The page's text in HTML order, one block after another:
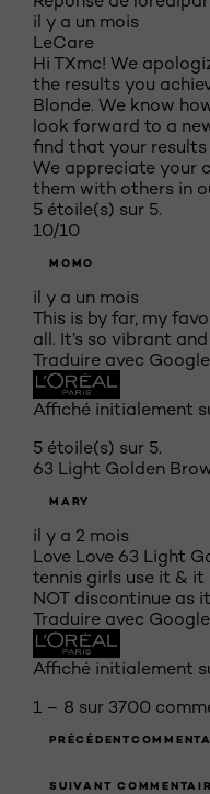
il y a un mois
LeCare
Hi TXmc! We
the results you
Blonde. We know
look forward to a
find that your
We appreciate your
them with others in
5 étoile(s) sur 5.
10/10
MOMO
il y a un mois
This is by far, my
all. It’s so vibrant
Traduire avec Google
Affiché initialement
5 étoile(s) sur 5.
63 Light Golden
MARY
il y a 2 mois
Love Love 63 Light
tennis girls use it & it
NOT discontinue as
Traduire avec Google
Affiché initialement
1 – 8 sur 3700
SUIVANT